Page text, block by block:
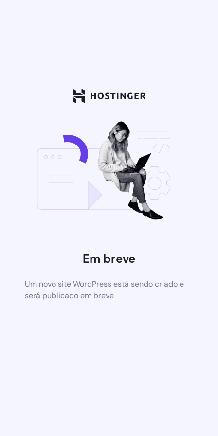
Em breve
Um novo site WordPress está sendo criado e
será publicado em breve